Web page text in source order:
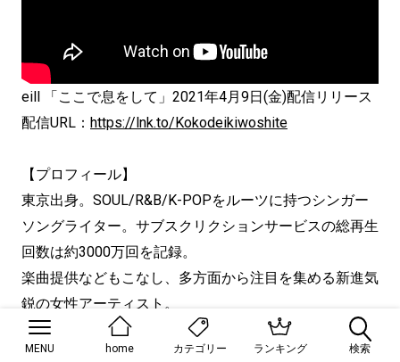
eill 「ここで息をして」2021年4月9日(金)配信リリース
配信URL： https://lnk.to/Kokodeikiwoshite
【プロフィール】
東京出身。SOUL/R&B/K-POPをルーツに持つシンガー
ソングライター。サブスクリクションサービスの総再生
回数は約3000万回を記録。
楽曲提供などもこなし、多方面から注目を集める新進気
鋭の女性アーティスト。
eill公式サイト：https://eill.info/
MENU home カテゴリー ランキング 検索